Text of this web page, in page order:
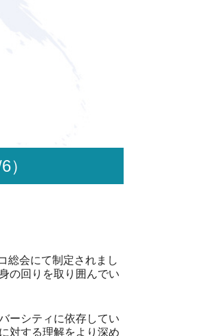
総会にて制定されまし
の回りを取り囲んでい
ーシティに依存してい
対する理解をより深め